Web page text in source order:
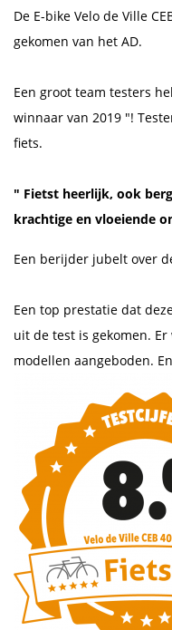
De E-bike Velo de Ville
gekomen van het AD.
Een groot team testers
winnaar van 2019 "!
fiets.
" Fietst heerlijk, ook
krachtige en vloeiende
Een berijder jubelt over
Een top prestatie dat
uit de test is gekomen.
modellen aangeboden.